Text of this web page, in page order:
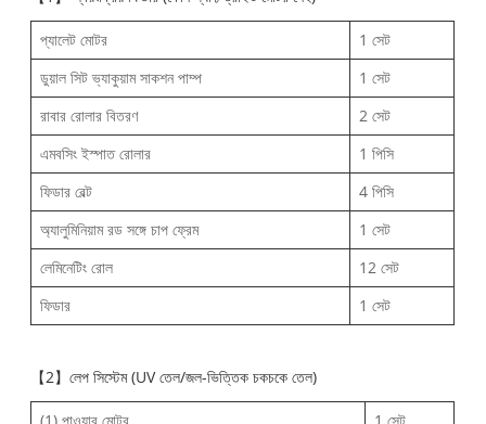
প্যালেট মোটর
1 সেট
ডুয়াল সিট ভ্যাকুয়াম সাকশন পাম্প
1 সেট
রাবার রোলার বিতরণ
2 সেট
এমবসিং ইস্পাত রোলার
1 পিসি
ফিডার বেল্ট
4 পিসি
অ্যালুমিনিয়াম রড সঙ্গে চাপ ফ্রেম
1 সেট
লেমিনেটিং রোল
12 সেট
ফিডার
1 সেট
【2】লেপ সিস্টেম (UV তেল/জল-ভিত্তিক চকচকে তেল)
(1) পাওয়ার মোটর
1 সেট